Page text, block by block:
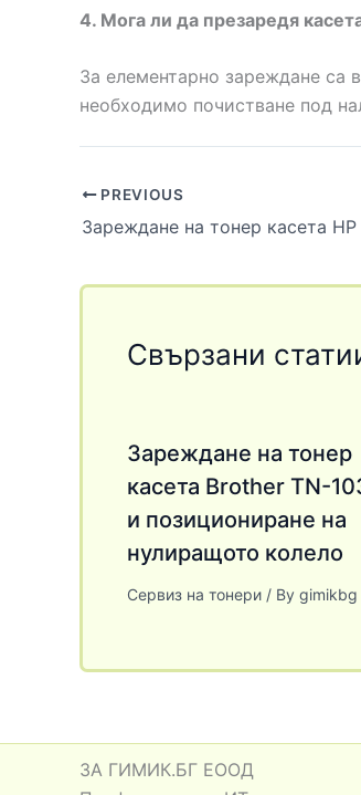
4. Мога ли да презаредя
За елементарно зареждане са
необходимо почистване под
PREVIOUS
Свързани
Зареждане на тонер
касета Brother TN-
и позициониране на
нулиращото колело
Сервиз на тонери / By gimikbg
ЗА ГИМИК.БГ ЕООД